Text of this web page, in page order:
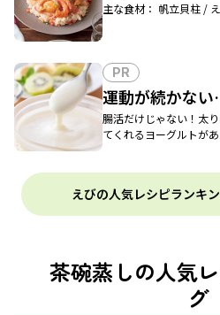
主な食材： 帆立貝柱 /
PR
運動が続かな
腸活だけじゃない！太
てくれるヨーグルトが
えびの人気レシピランキ
茶碗蒸しの人気
グ